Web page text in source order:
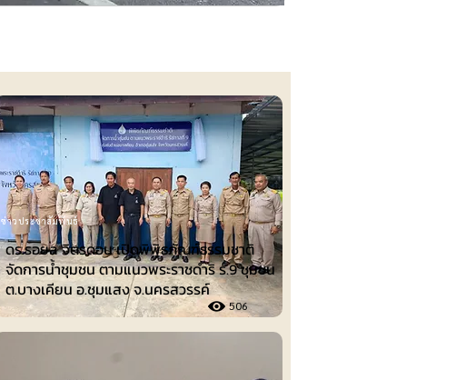
ดร.รอยล จิตรดอน เปิดพิพิธภัณฑ์ธรรมชาติ
จัดการน้ำชุมชน ตามแนวพระราชดำริ ร.9 ชุมชน
ต.บางเคียน อ.ชุมแสง จ.นครสวรรค์
506
ข่าวประชาสัมพันธ์